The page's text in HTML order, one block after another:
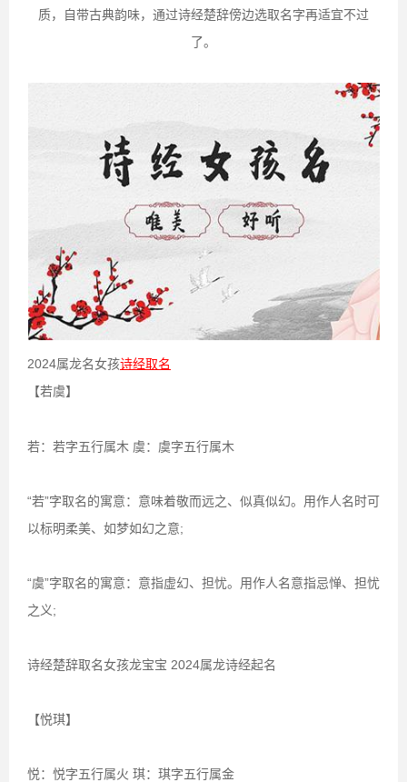
质，自带古典韵味，通过诗经楚辞傍边选取名字再适宜不过
了。
2024属龙名女孩诗经取名
【若虞】
若：若字五行属木 虞：虞字五行属木
“若”字取名的寓意：意味着敬而远之、似真似幻。用作人名时可
以标明柔美、如梦如幻之意;
“虞”字取名的寓意：意指虚幻、担忧。用作人名意指忌惮、担忧
之义;
诗经楚辞取名女孩龙宝宝 2024属龙诗经起名
【悦琪】
悦：悦字五行属火 琪：琪字五行属金